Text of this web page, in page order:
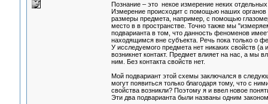
Познание – это некое измерение неких
Измерение происходит с помощью наших
размеры предмета, например, с помощью
место в в пространстве. Точно также мы
подварианта в том, что данность феноменов
находящимся вне субъекта. Речь пока только о
У исследуемого предмета нет никаких свойств
возникнет контакт. Предмет влияет на нас, а мы
ним. Без контакта свойств нет.
Мой подвариант этой схемы заключался в
могут появиться только благодаря тому, что с
свойства возникли? Поэтому я и ввел новое
Эти два подварианта были названы одним